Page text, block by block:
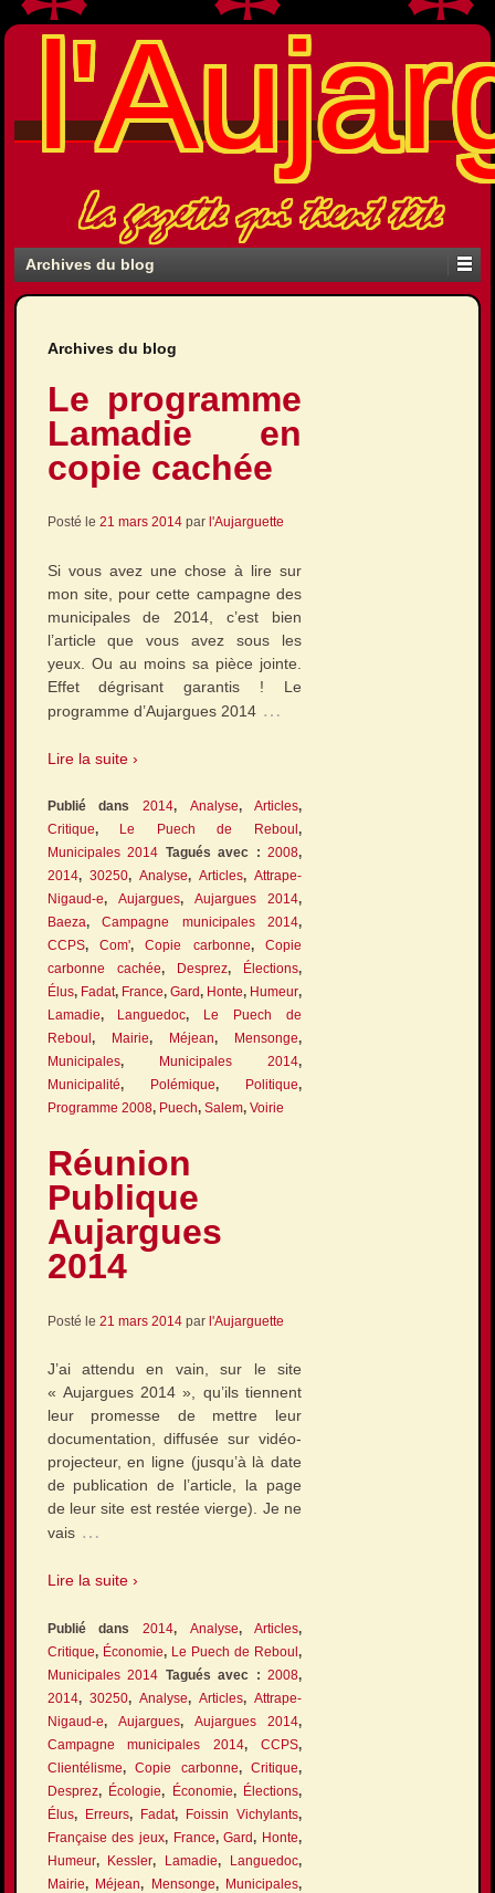
La gazette qui tient tête
Archives du blog
Archives du blog
Le programme
Lamadie en
copie cachée
Posté le 21 mars 2014par l'Aujarguette
Si vous avez une chose à lire sur
mon site, pour cette campagne des
municipales de 2014, c’est bien
l’article que vous avez sous les
yeux. Ou au moins sa pièce jointe.
Effet dégrisant garantis ! Le
programme d’Aujargues 2014 …
Lire la suite ›
Publié dans 2014, Analyse,Articles,
Critique, Le Puech de Reboul,
Municipales 2014 Tagués avec :2008,
2014, 30250, Analyse,Articles,Attrape-
Nigaud-e, Aujargues, Aujargues 2014,
Baeza,Campagne municipales 2014,
CCPS, Com',Copie carbonne,Copie
carbonne cachée, Desprez, Élections,
Élus, Fadat, France, Gard, Honte, Humeur,
Lamadie, Languedoc,
Le Puech de
Reboul , Mairie, Méjean, Mensonge,
Municipales, Municipales 2014,
Municipalité, Polémique, Politique,
Programme 2008, Puech, Salem, Voirie
Réunion
Publique
Aujargues
2014
Posté le 21 mars 2014par l'Aujarguette
J’ai attendu en vain, sur le site
« Aujargues 2014 », qu’ils tiennent
leur promesse de mettre leur
documentation, diffusée sur vidéo-
projecteur, en ligne (jusqu’à là date
de publication de l’article, la page
de leur site est restée vierge). Je ne
vais …
Lire la suite ›
Publié dans 2014, Analyse,Articles,
Critique, Économie, Le Puech de Reboul,
Municipales 2014 Tagués avec :2008,
2014, 30250, Analyse,Articles,Attrape-
Nigaud-e, Aujargues, Aujargues 2014,
Campagne municipales 2014,CCPS,
Clientélisme,Copie carbonne,Critique,
Desprez, Écologie, Économie, Élections,
Élus, Erreurs, Fadat, Foissin Vichylants,
Française des jeux, France,Gard, Honte,
Humeur, Kessler, Lamadie, Languedoc,
Mairie, Méjean, Mensonge, Municipales,